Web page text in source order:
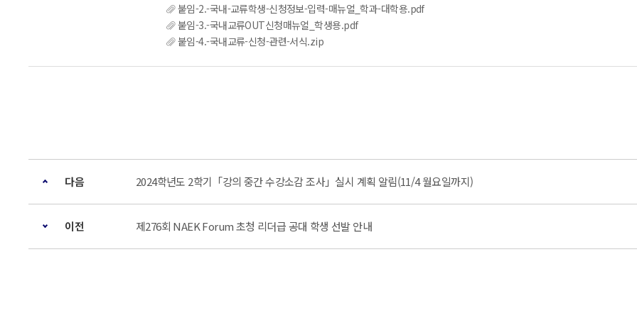
붙임-2.-국내-교류학생-신청정보-입력-매뉴얼_학과-대학용.pdf
붙임-3.-국내교류OUT신청매뉴얼_학생용.pdf
붙임-4.-국내교류-신청-관련-서식.zip
다음 2024학년도 2학기「강의 중간 수강소감 조사」실시 계획 알림(11/4 월요일까지)
이전 제276회 NAEK Forum 초청 리더급 공대 학생 선발 안내